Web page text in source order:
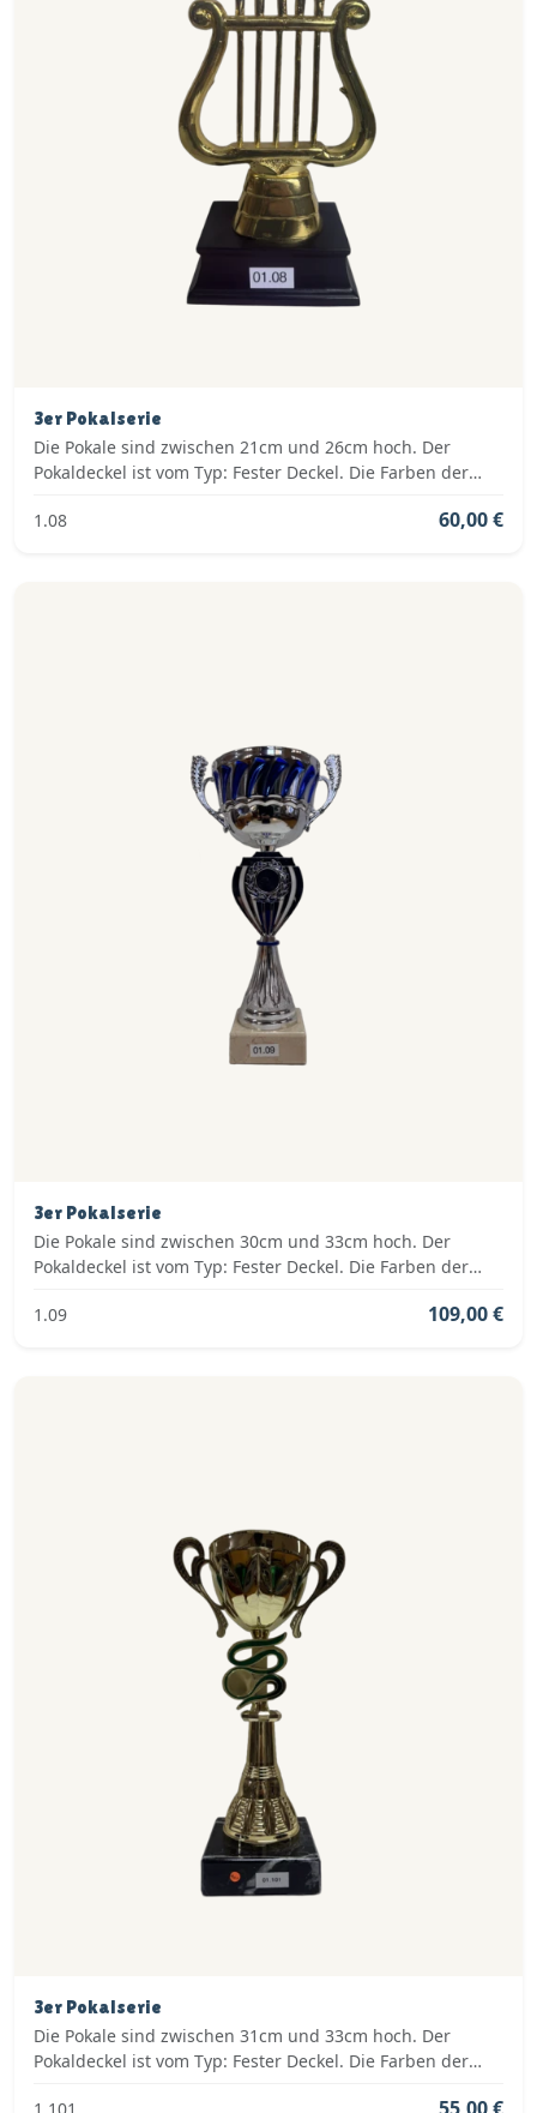
3er Pokalserie
Die Pokale sind zwischen 21cm und 26cm hoch. Der
Pokaldeckel ist vom Typ: Fester Deckel. Die Farben der
1.08
60,00 €
3er Pokalserie
Die Pokale sind zwischen 30cm und 33cm hoch. Der
Pokaldeckel ist vom Typ: Fester Deckel. Die Farben der
1.09
109,00 €
3er Pokalserie
Die Pokale sind zwischen 31cm und 33cm hoch. Der
Pokaldeckel ist vom Typ: Fester Deckel. Die Farben der